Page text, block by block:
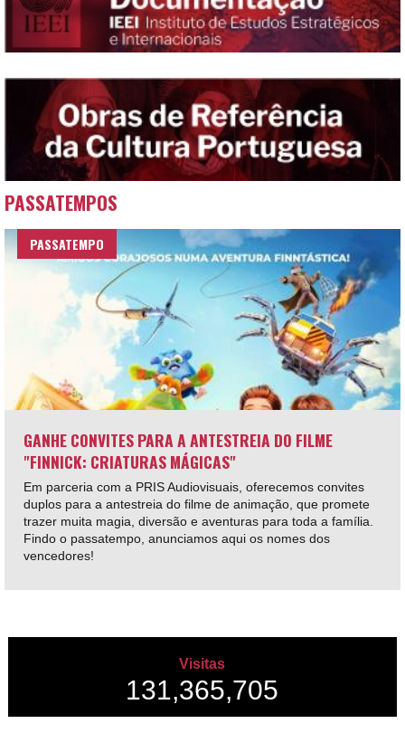
PASSATEMPOS
PASSATEMPO
GANHE CONVITES PARA A ANTESTREIA DO FILME
"FINNICK: CRIATURAS MÁGICAS"
Em parceria com a PRIS Audiovisuais, oferecemos convites
duplos para a antestreia do filme de animação, que promete
trazer muita magia, diversão e aventuras para toda a família.
Findo o passatempo, anunciamos aqui os nomes dos
vencedores!
Visitas
131,365,705